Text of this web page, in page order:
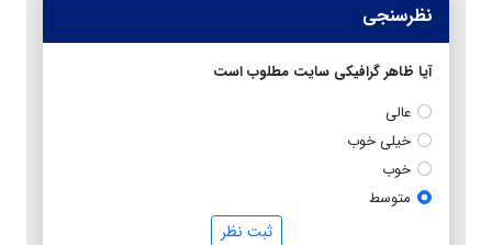
نظرسنجی
آیا ظاهر گرافیکی سایت مطلوب است
عالی
خیلی خوب
خوب
متوسط
ثبت نظر